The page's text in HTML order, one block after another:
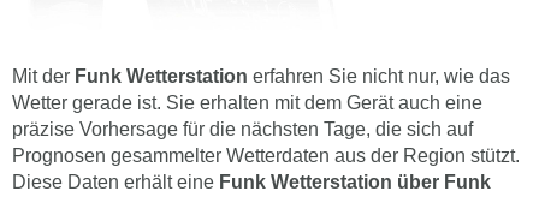
Mit der Funk Wetterstation erfahren Sie nicht nur, wie das
Wetter gerade ist. Sie erhalten mit dem Gerät auch eine
präzise Vorhersage für die nächsten Tage, die sich auf
Prognosen gesammelter Wetterdaten aus der Region stützt.
Diese Daten erhält eine Funk Wetterstation über Funk